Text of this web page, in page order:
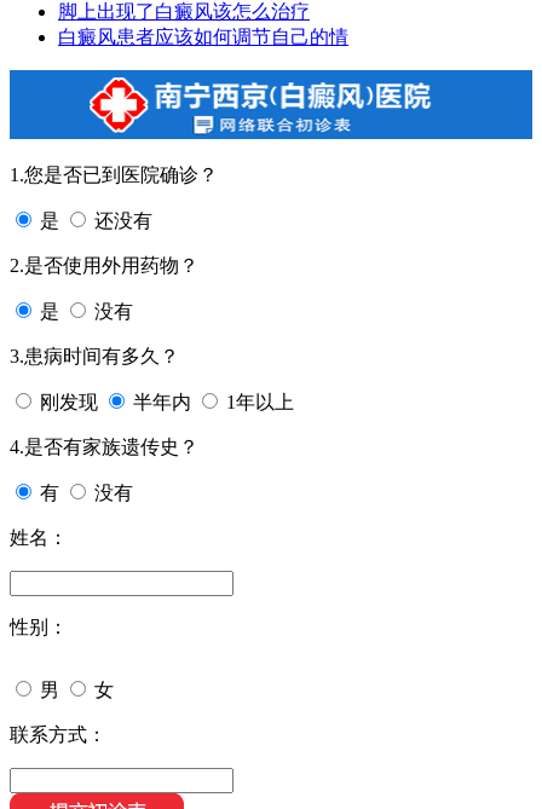
脚上出现了白癜风该怎么治疗
白癜风患者应该如何调节自己的情
1.您是否已到医院确诊？
是 还没有
2.是否使用外用药物？
是 没有
3.患病时间有多久？
刚发现 半年内 1年以上
4.是否有家族遗传史？
有 没有
姓名：
性别：
男 女
联系方式：